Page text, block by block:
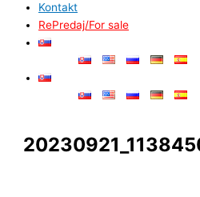
Kontakt
RePredaj/For sale